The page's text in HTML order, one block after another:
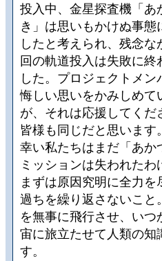
投入中、金星探査機「あ
き」は思いもかけぬ事態
したと考えられ、残念な
回の軌道投入は失敗に終
した。プロジェクトメン
悔しい思いをかみしめて
が、それは応援してくだ
皆様も同じだと思います。
幸い私たちはまだ「あか
ミッションは失われたわ
まずは原因究明に全力
過ちを繰り返さないこと
を無事に飛行させ、い
宙に旅立たせて人類の知
す。